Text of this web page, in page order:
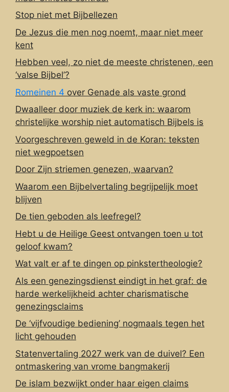
Stop niet met Bijbellezen
De Jezus die men nog noemt, maar niet meer
kent
Hebben veel, zo niet de meeste christenen, een
‘valse Bijbel’?
Romeinen 4 over Genade als vaste grond
Dwaalleer door muziek de kerk in: waarom
christelijke worship niet automatisch Bijbels is
Voorgeschreven geweld in de Koran: teksten
niet wegpoetsen
Door Zijn striemen genezen, waarvan?
Waarom een Bijbelvertaling begrijpelijk moet
blijven
De tien geboden als leefregel?
Hebt u de Heilige Geest ontvangen toen u tot
geloof kwam?
Wat valt er af te dingen op pinkstertheologie?
Als een genezingsdienst eindigt in het graf: de
harde werkelijkheid achter charismatische
genezingsclaims
De ‘vijfvoudige bediening’ nogmaals tegen het
licht gehouden
Statenvertaling 2027 werk van de duivel? Een
ontmaskering van vrome bangmakerij
De islam bezwijkt onder haar eigen claims